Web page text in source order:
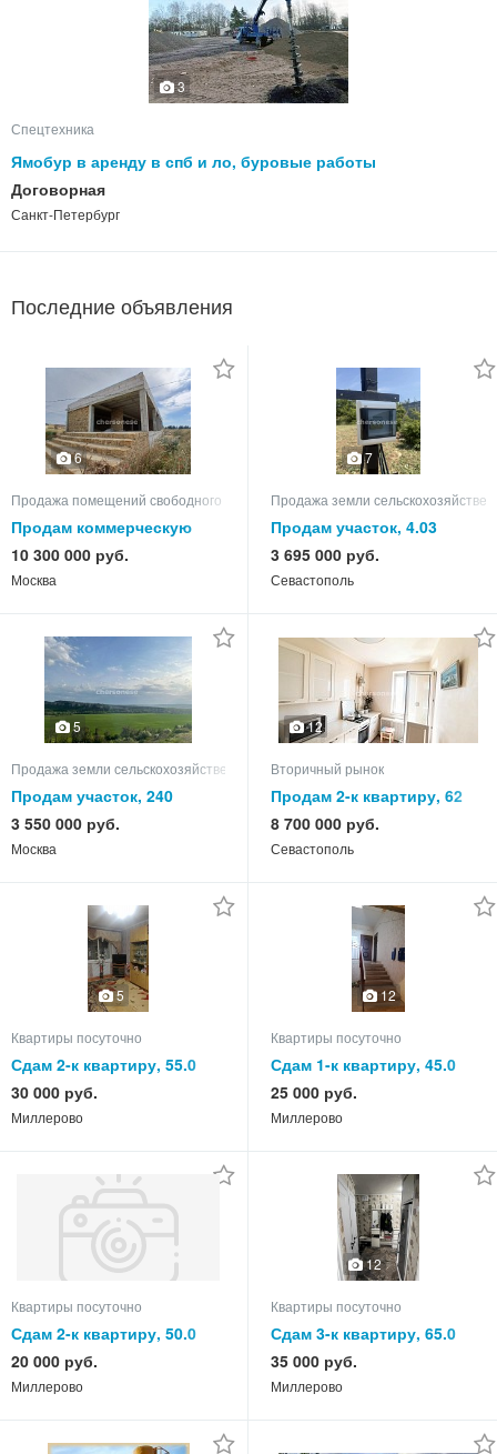
3
Спецтехника
Ямобур в аренду в спб и ло, буровые работы
Договорная
Санкт-Петербург
Последние объявления
6
Продажа помещений свободного назначения
Продам коммерческую
недвижимость
10 300 000 руб.
Москва
7
Продажа земли
Продам участок, 4.03
3 695 000 руб.
Севастополь
5
Продажа земли сельскохозяйственного назначения
Продам участок, 240
3 550 000 руб.
Москва
12
Вторичный рынок
Продам 2-к квартиру, 62
кв.м, этаж 9 из 9
8 700 000 руб.
Севастополь
5
Квартиры посуточно
Сдам 2-к квартиру, 55.0
кв.м, этаж 4 из 5
30 000 руб.
Миллерово
12
Квартиры посуточно
Сдам 1-к квартиру, 45.0
кв.м, этаж 1 из 3
25 000 руб.
Миллерово
Квартиры посуточно
Сдам 2-к квартиру, 50.0
кв.м, этаж 3 из 5
20 000 руб.
Миллерово
12
Квартиры посуточно
Сдам 3-к квартиру, 65.0
кв.м, этаж 5 из 5
35 000 руб.
Миллерово